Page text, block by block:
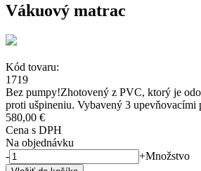
Vákuový matrac
Kód tovaru:
1719
Bez pumpy!Zhotovený z PVC, ktorý je
proti ušpineniu. Vybavený 3 upevňovacími
580,00 €
Cena s DPH
Na objednávku
-
+Množstvo